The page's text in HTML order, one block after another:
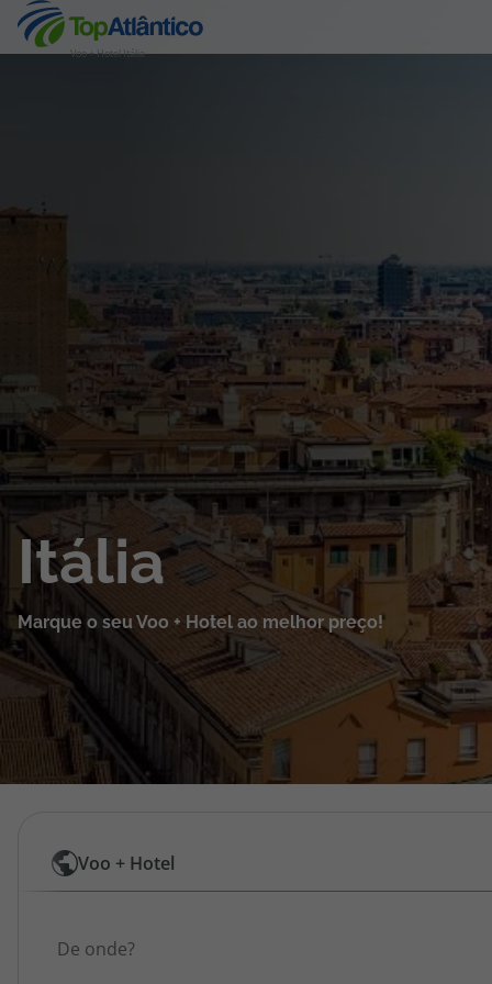
Voo + Hotel Itália
Voos + Hotel
Pacotes de Férias
Disneyland ® Paris
Escapadinhas
Cruzeiros
Promoções
Especialistas
Cheque Viagem
Rede de Lojas
Itália
Marque o seu Voo + Hotel ao melhor preço!
Pesquisar
por
Voos
Voo + Hotel